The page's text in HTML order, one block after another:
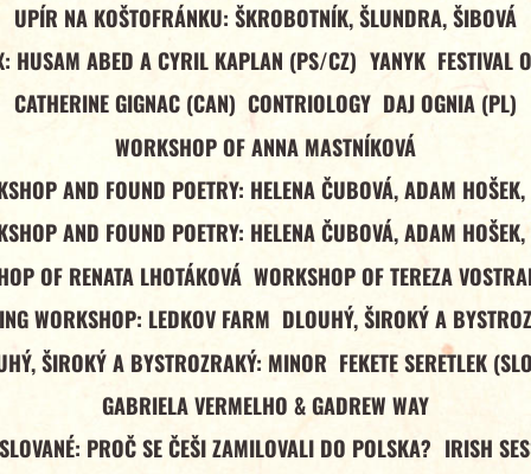
UPÍR NA KOŠTOFRÁNKU: ŠKROBOTNÍK, ŠLUNDRA, ŠIBOVÁ
HUSAM ABED A CYRIL KAPLAN (PS/CZ) YANYK FESTIVAL
CATHERINE GIGNAC (CAN) CONTRIOLOGY DAJ OGNIA (PL)
WORKSHOP OF ANNA MASTNÍKOVÁ
AND FOUND POETRY: HELENA ČUBOVÁ, ADAM
AND FOUND POETRY: HELENA ČUBOVÁ, ADAM
OF RENATA LHOTÁKOVÁ WORKSHOP OF TEREZA
WORKSHOP: LEDKOV FARM DLOUHÝ, ŠIROKÝ A
ŠIROKÝ A BYSTROZRAKÝ: MINOR FEKETE SERETLEK
GABRIELA VERMELHO & GADREW WAY
PROČ SE ČEŠI ZAMILOVALI DO POLSKA? IRISH